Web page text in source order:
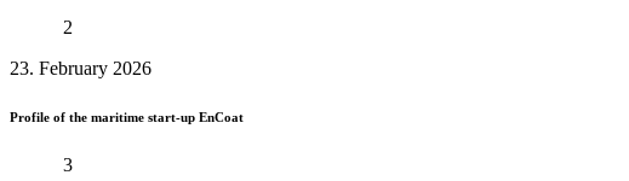
2
23. February 2026
Profile of the maritime start-up EnCoat
3